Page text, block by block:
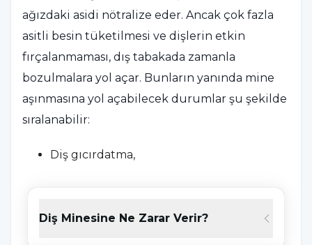
ağızdaki asidi nötralize eder. Ancak çok fazla
asitli besin tüketilmesi ve dişlerin etkin
fırçalanmaması, dış tabakada zamanla
bozulmalara yol açar. Bunların yanında mine
aşınmasına yol açabilecek durumlar şu şekilde
sıralanabilir:
Diş gıcırdatma,
Yanlış diş fırçası seçimi,
Diş Minesine Ne Zarar Verir?